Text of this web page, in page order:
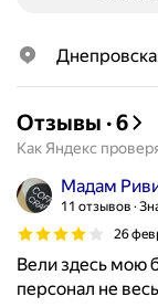
Отзывы ·6
Как Яндекс
Мадам
11 отзывов
26
Вели здесь мою
персонал не